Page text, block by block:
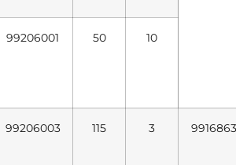
99206001 50 10
99206003 115 3